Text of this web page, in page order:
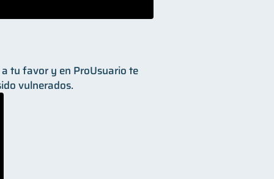
tu favor y en ProUsuario te
vulnerados.